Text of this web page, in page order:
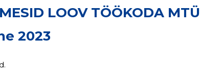
LOOV TÖÖKODA MTÜ
2023